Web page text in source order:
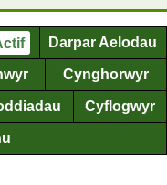
Darpar Aelodau
Cynghorwyr
Cyflogwyr